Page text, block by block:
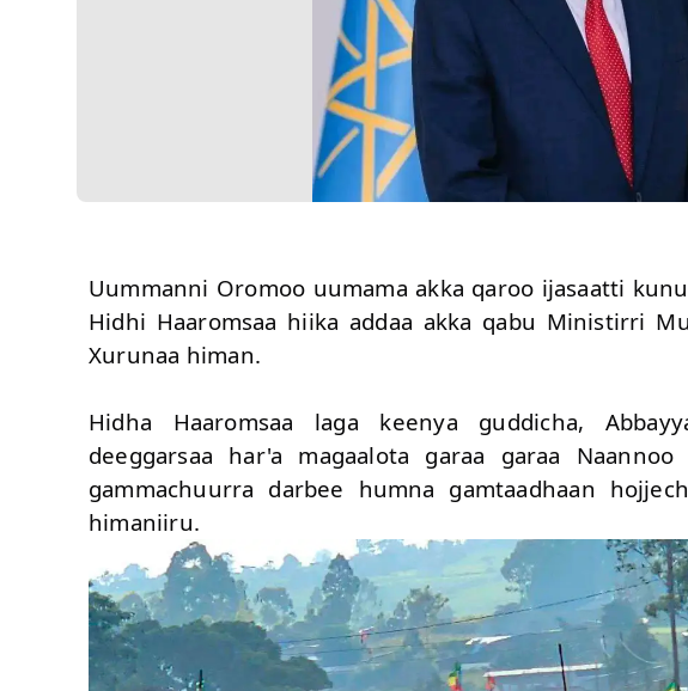
Uummanni Oromoo uumama akka qaroo ijasaatti
Hidhi Haaromsaa hiika addaa akka qabu Ministirri
Xurunaa himan.
‎Hidha Haaromsaa laga keenya guddicha,
deeggarsaa har'a magaalota garaa garaa
gammachuurra darbee humna gamtaadhaan
himaniiru.